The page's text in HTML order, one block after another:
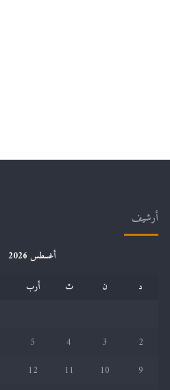
أرشيف
أغسطس 2026
د
ن ث أرب
2
3
4
5
9
10
11
12